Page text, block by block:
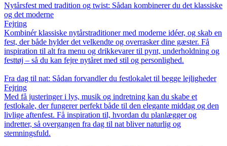
Nytårsfest med tradition og twist: Sådan kombinerer du det klassiske
og det moderne
Fejring
Kombinér klassiske nytårstraditioner med moderne idéer, og skab en
fest, der både hylder det velkendte og overrasker dine gæster. Få
inspiration til alt fra menu og drikkevarer til pynt, underholdning og
festtøj – så du kan fejre nytåret med stil og personlighed.
Fra dag til nat: Sådan forvandler du festlokalet til begge lejligheder
Fejring
Med få justeringer i lys, musik og indretning kan du skabe et
festlokale, der fungerer perfekt både til den elegante middag og den
livlige aftenfest. Få inspiration til, hvordan du planlægger og
indretter, så overgangen fra dag til nat bliver naturlig og
stemningsfuld.